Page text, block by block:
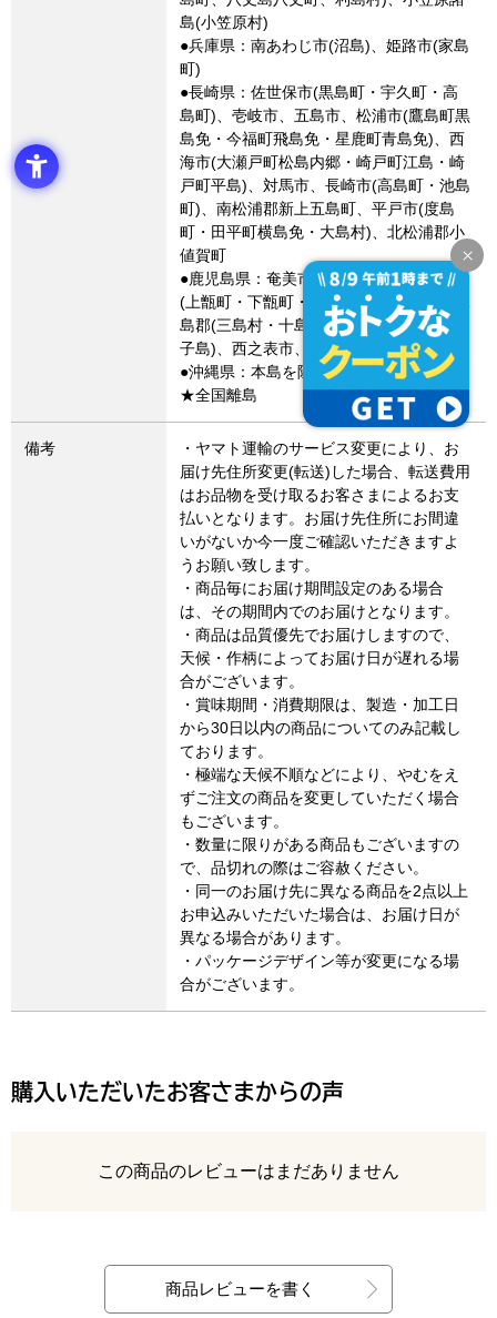
島(小笠原村)
●兵庫県：南あわじ市(沼島)、姫路市(家島
町)
●長崎県：佐世保市(黒島町・宇久町・高
島町)、壱岐市、五島市、松浦市(鷹島町黒
島免・今福町飛島免・星鹿町青島免)、西
海市(大瀬戸町松島内郷・崎戸町江島・崎
戸町平島)、対馬市、長崎市(高島町・池島
町)、南松浦郡新上五島町、平戸市(度島
町・田平町横島免・大島村)、北松浦郡小
値賀町
●鹿児島県：奄美市、熊毛郡、薩摩川内市
(上甑町・下甑町・鹿島町・里町里)、鹿児
島郡(三島村・十島村)、出水郡長島町(獅
子島)、西之表市、大島郡
●沖縄県：本島を除く地域
★全国離島
備考
・ヤマト運輸のサービス変更により、お
届け先住所変更(転送)した場合、転送費用
はお品物を受け取るお客さまによるお支
払いとなります。お届け先住所にお間違
いがないか今一度ご確認いただきますよ
うお願い致します。
・商品毎にお届け期間設定のある場合
は、その期間内でのお届けとなります。
・商品は品質優先でお届けしますので、
天候・作柄によってお届け日が遅れる場
合がございます。
・賞味期間・消費期限は、製造・加工日
から30日以内の商品についてのみ記載し
ております。
・極端な天候不順などにより、やむをえ
ずご注文の商品を変更していただく場合
もございます。
・数量に限りがある商品もございますの
で、品切れの際はご容赦ください。
・同一のお届け先に異なる商品を2点以上
お申込みいただいた場合は、お届け日が
異なる場合があります。
・パッケージデザイン等が変更になる場
合がございます。
購入いただいたお客さまからの声
レビュー
この商品のレビューはまだありません
商品レビューを書く